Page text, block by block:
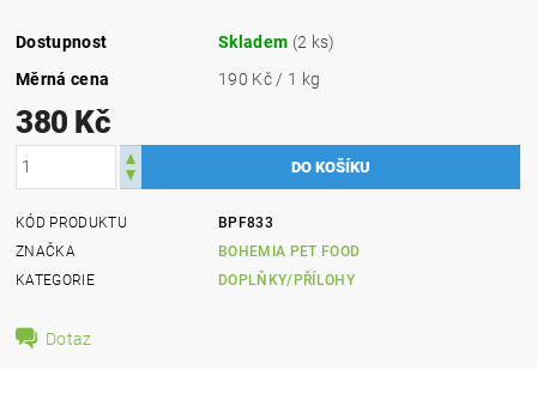
Dostupnost Skladem (2 ks)
Měrná cena
190 Kč / 1 kg
380 Kč
KÓD PRODUKTU
BPF833
ZNAČKA
BOHEMIA PET FOOD
KATEGORIE
DOPLŇKY/PŘÍLOHY
Dotaz